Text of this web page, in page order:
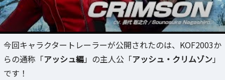
今回キャラクタートレーラーが公開されたのは、KOF2003か
らの通称「アッシュ編」の主人公「アッシュ・クリムゾン」
です！